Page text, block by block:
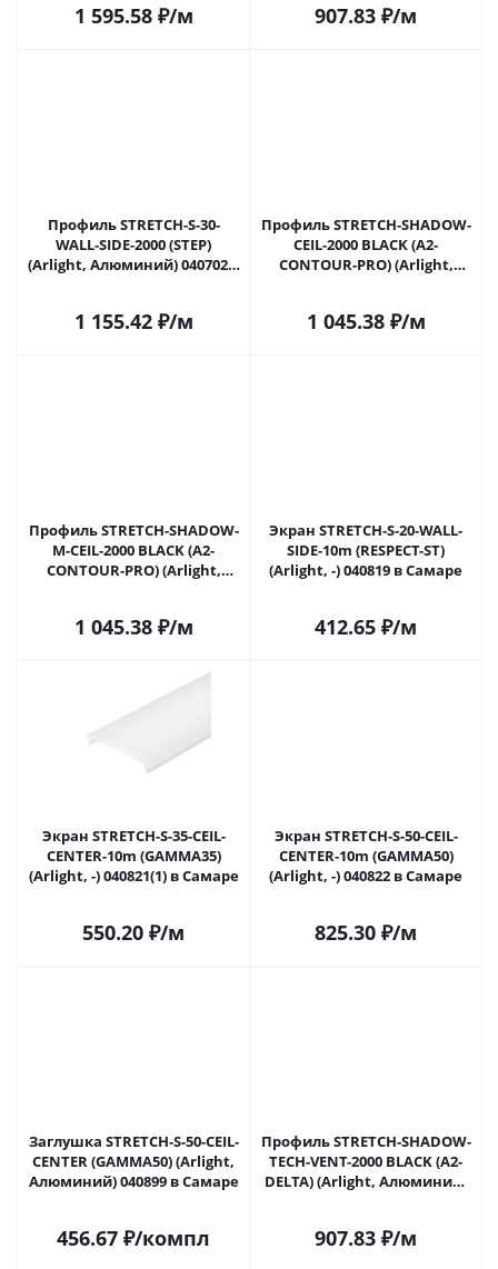
1 595.58₽/м 907.83 ₽/м
Профиль STRETCH-S-30-
WALL-SIDE-2000 (STEP)
(Arlight, Алюминий) 040702 в
1 155.42₽/м
Профиль STRETCH-SHADOW-
CEIL-2000 BLACK (A2-
CONTOUR-PRO) (Arlight,
1 045.38₽/м
Профиль STRETCH-SHADOW-
M-CEIL-2000 BLACK (A2-
CONTOUR-PRO) (Arlight,
1 045.38₽/м
Экран STRETCH-S-20-WALL-
SIDE-10m (RESPECT-ST)
(Arlight, -) 040819 в Самаре
412.65 ₽/м
Экран STRETCH-S-35-CEIL-
CENTER-10m (GAMMA35)
(Arlight, -) 040821(1) в Самаре
550.20 ₽/м
Экран STRETCH-S-50-CEIL-
CENTER-10m (GAMMA50)
(Arlight, -) 040822 в Самаре
825.30 ₽/м
Заглушка STRETCH-S-50-CEIL-
CENTER (GAMMA50) (Arlight,
Алюминий) 040899 в Самаре
456.67 ₽/компл
Профиль STRETCH-SHADOW-
TECH-VENT-2000 BLACK (A2-
DELTA) (Arlight, Алюминий)
907.83 ₽/м